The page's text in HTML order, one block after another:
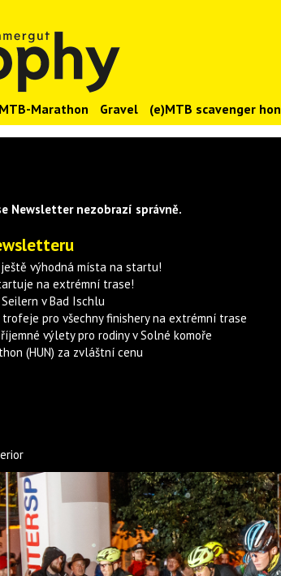
MTB-Marathon Gravel (e)MTB scavenger hon
Newsletter nezobrazí správně.
výhodná místa na startu!
na extrémní trase!
v Bad Ischlu
pro všechny finishery na extrémní trase
výlety pro rodiny v Solné komoře
(HUN) za zvláštní cenu